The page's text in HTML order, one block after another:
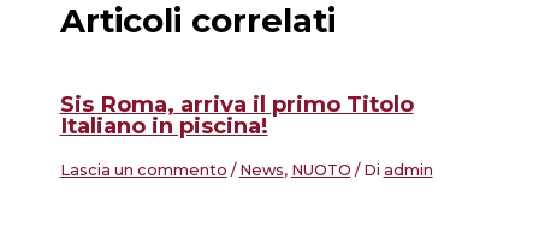
Articoli correlati
Sis Roma, arriva il primo Titolo
Italiano in piscina!
Lascia un commento / News, NUOTO / Di admin